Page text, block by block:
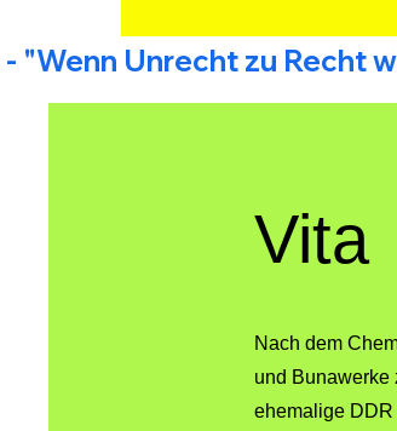
- "Wenn Unrecht zu Recht
Vita
Nach dem
und Bunawerke
ehemalige